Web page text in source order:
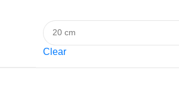
Clear